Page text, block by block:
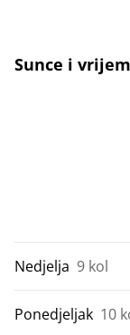
Sunce i
Nedjelja 9 kol
Ponedjeljak 10